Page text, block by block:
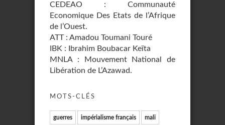
CEDEAO : Communauté
Economique Des Etats de l’Afrique
de l’Ouest.
ATT : Amadou Toumani Touré
IBK : Ibrahim Boubacar Keïta
MNLA : Mouvement National de
Libération de L’Azawad.
MOTS-CLÉS
guerres impérialisme français mali